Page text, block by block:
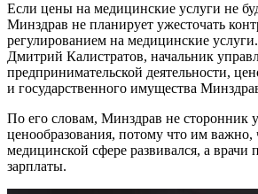
Если цены на медицинские услуги не
Минздрав не планирует ужесточать
регулированием на медицинские
Дмитрий Калистратов, начальник
предпринимательской деятельности,
и государственного имущества
По его словам, Минздрав не сторонник
ценообразования, потому что им важно,
медицинской сфере развивался, а врачи
зарплаты.